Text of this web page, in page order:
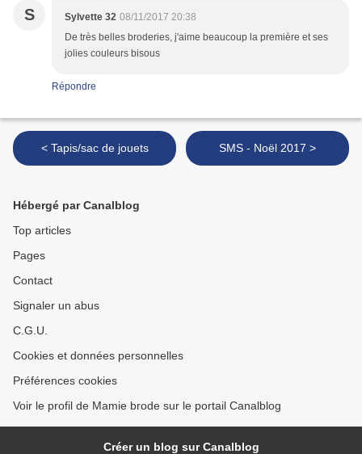
S Sylvette 32 08/11/2017 20:38
De très belles broderies, j'aime beaucoup la première et ses
jolies couleurs bisous
Répondre
< Tapis/sac de jouets SMS - Noël 2017 >
Hébergé par Canalblog
Top articles
Pages
Contact
Signaler un abus
C.G.U.
Cookies et données personnelles
Préférences cookies
Voir le profil de Mamie brode sur le portail Canalblog
Créer un blog sur Canalblog